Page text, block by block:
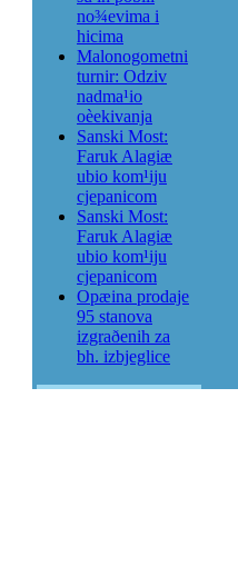
no¾evima i
hicima
Malonogometni
turnir: Odziv
nadma¹io
oèekivanja
Sanski Most:
Faruk Alagiæ
ubio kom¹iju
cjepanicom
Sanski Most:
Faruk Alagiæ
ubio kom¹iju
cjepanicom
Opæina prodaje
95 stanova
izgraðenih za
bh. izbjeglice